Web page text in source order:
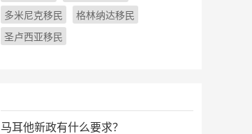
多米尼克移民
格林纳达移民
圣卢西亚移民
马耳他新政有什么要求？